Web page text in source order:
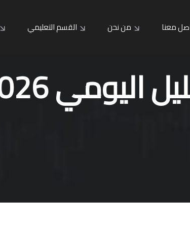
القسم التعليمي من نحن معنا
اليومي 9/4/2026